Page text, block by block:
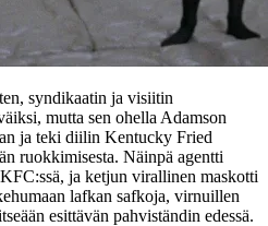
syndikaatin ja visiitin
mutta sen ohella Adamson
ja teki diilin Kentucky Fried
ruokkimisesta. Näinpä agentti
ja ketjun virallinen maskotti
lafkan safkoja, virnuillen
esittävän pahviständin edessä.